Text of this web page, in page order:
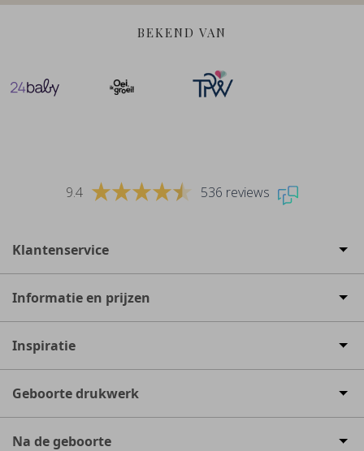
BEKEND VAN
9.4 536 reviews
Klantenservice
Informatie en prijzen
Inspiratie
Geboorte drukwerk
Na de geboorte